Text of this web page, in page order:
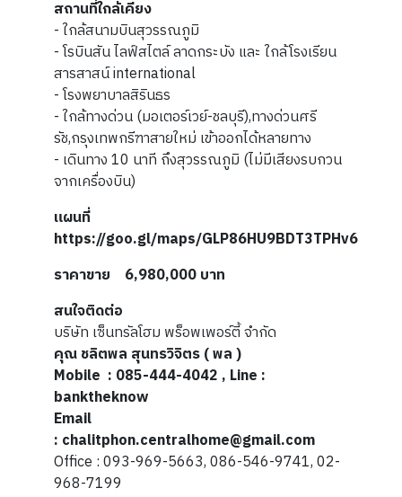
สถานที่ใกล้เคียง
- ใกล้สนามบินสุวรรณภูมิ
- โรบินสัน ไลฟ์สไตล์ ลาดกระบัง และ ใกล้โรงเรียน
สารสาสน์ international
- โรงพยาบาลสิรินธร
- ใกล้ทางด่วน (มอเตอร์เวย์-ชลบุรี),ทางด่วนศรี
รัช,กรุงเทพกรีฑาสายใหม่ เข้าออกได้หลายทาง
- เดินทาง 10 นาที ถึงสุวรรณภูมิ (ไม่มีเสียงรบกวน
จากเครื่องบิน)
แผนที่
https://goo.gl/maps/GLP86HU9BDT3TPHv6
ราคาขาย 6,980,000 บาท
สนใจติดต่อ
บริษัท เซ็นทรัลโฮม พร็อพเพอร์ตี้ จำกัด
คุณ ชลิตพล สุนทรวิจิตร ( พล )
Mobile : 085-444-4042 , Line :
banktheknow
Email
: chalitphon.centralhome@gmail.com
Office : 093-969-5663, 086-546-9741, 02-
968-7199